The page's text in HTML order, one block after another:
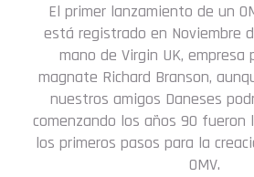
El primer lanzamiento de un
está registrado en Noviembre
mano de Virgin UK,
magnate Richard Branson,
nuestros amigos Daneses
comenzando los años 90 fueron
los primeros pasos para la
OMV.